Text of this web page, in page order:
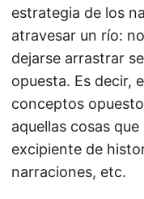
estrategia de los
atravesar un río:
dejarse arrastrar
opuesta. Es decir,
conceptos
aquellas cosas
excipiente de
narraciones, etc.